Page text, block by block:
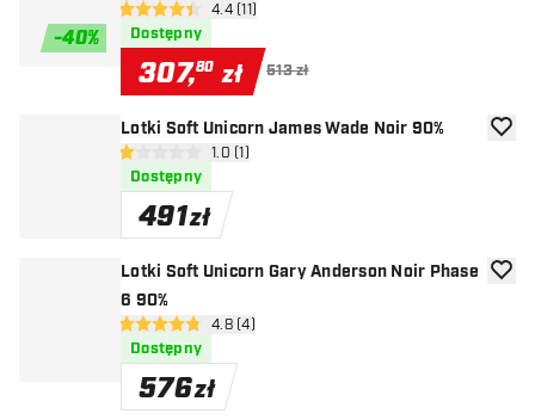
-40%
otwórz panel recenzji
4.4 gwiazdki oceny
4.4 (11)
Dostępny
307,80 zł 513 zł
Lotki Soft Unicorn James Wade Noir 90%
otwórz panel recenzji
1 gwiazdki oceny1.0 (1)
Dostępny
491zł
Lotki Soft Unicorn Gary Anderson Noir Phase
6 90%
otwórz panel recenzji
4.8 gwiazdki oceny
4.8 (4)
Dostępny
576zł